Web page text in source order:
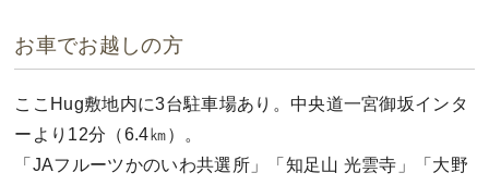
お車でお越しの方
ここHug敷地内に3台駐車場あり。中央道一宮御坂インタ
ーより12分（6.4㎞）。
「JAフルーツかのいわ共選所」「知足山 光雲寺」「大野